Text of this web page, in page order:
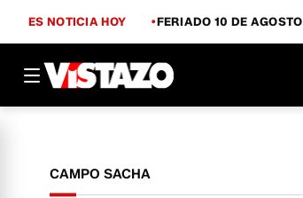
ES NOTICIA HOY FERIADO 10 DE AGOSTO
CAMPO SACHA